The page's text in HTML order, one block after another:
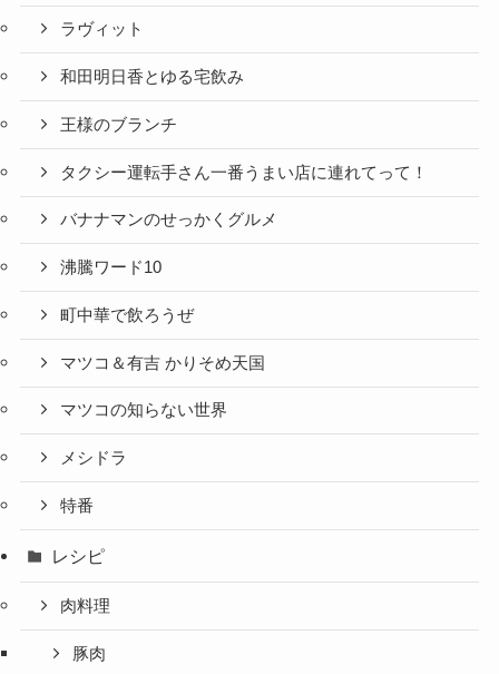
ラヴィット
和田明日香とゆる宅飲み
王様のブランチ
タクシー運転手さん一番うまい店に連れてって！
バナナマンのせっかくグルメ
沸騰ワード10
町中華で飲ろうぜ
マツコ＆有吉 かりそめ天国
マツコの知らない世界
メシドラ
特番
レシピ
肉料理
豚肉